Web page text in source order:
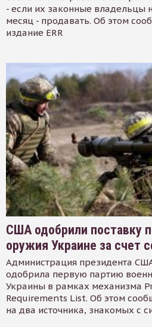
- если их законные владельцы
месяц - продавать. Об этом
издание ERR
США одобрили поставку
оружия Украине за счет
Администрация президента
одобрила первую партию
Украины в рамках механизма
Requirements List. Об этом
на два источника, знакомых с